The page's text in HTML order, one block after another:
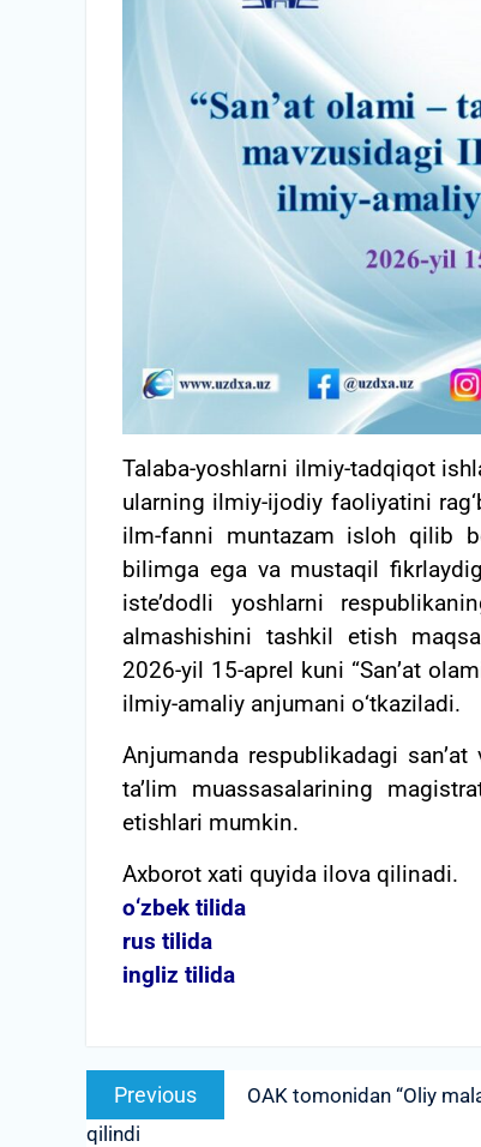
Talaba-yoshlarni ilmiy-tadqiqot
ularning ilmiy-ijodiy faoliyatini
ilm-fanni muntazam isloh qilib
bilimga ega va mustaqil
iste’dodli yoshlarni
almashishini tashkil etish
2026-yil 15-aprel kuni “San’at
ilmiy-amaliy anjumani о‘tkaziladi.
Anjumanda respublikadagi
ta’lim muassasalarining
etishlari mumkin.
Axborot xati quyida ilova qilinadi.
о‘zbek tilida
rus tilida
ingliz tilida
Post
menyusi
Previous
post:
OAK tomonidan “Oliy
qilindi